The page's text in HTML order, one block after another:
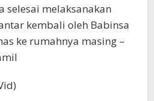
selesai melaksanakan
kembali oleh Babinsa
ke rumahnya masing –